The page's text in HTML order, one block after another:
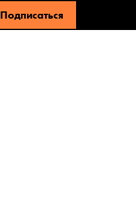
Подписаться